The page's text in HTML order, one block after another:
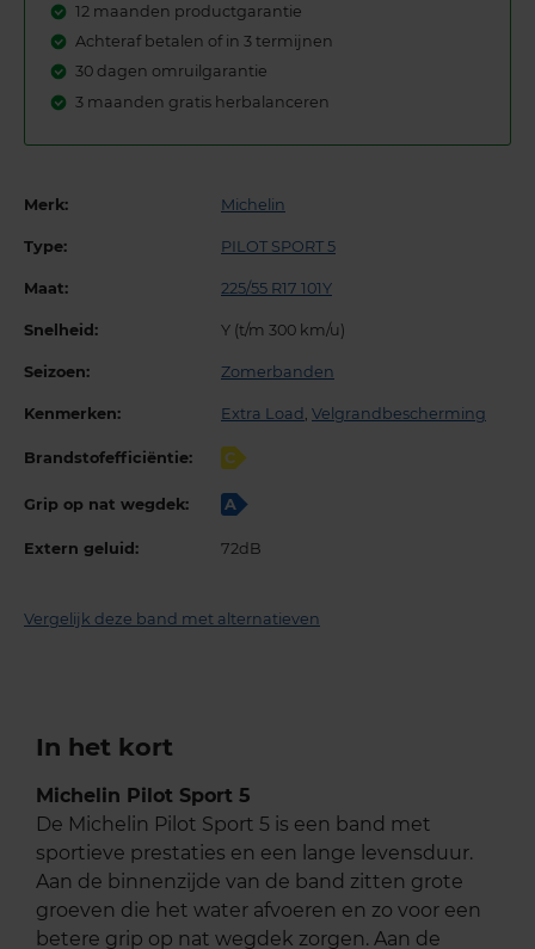
12 maanden productgarantie
Achteraf betalen of in 3 termijnen
30 dagen omruilgarantie
3 maanden gratis herbalanceren
Merk: Michelin
Type: PILOT SPORT 5
Maat: 225/55 R17 101Y
Snelheid: Y (t/m 300 km/u)
Seizoen: Zomerbanden
Kenmerken: Extra Load , Velgrandbescherming
Brandstofefficiëntie: C
Grip op nat wegdek: A
Extern geluid: 72dB
Vergelijk deze band met alternatieven
In het kort
Michelin Pilot Sport 5
De Michelin Pilot Sport 5 is een band met
sportieve prestaties en een lange levensduur.
Aan de binnenzijde van de band zitten grote
groeven die het water afvoeren en zo voor een
betere grip op nat wegdek zorgen. Aan de